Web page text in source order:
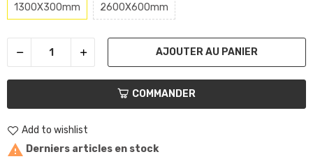
1300X300mm 2600X600mm
AJOUTER AU PANIER
COMMANDER
Add to wishlist
 Derniers articles en stock